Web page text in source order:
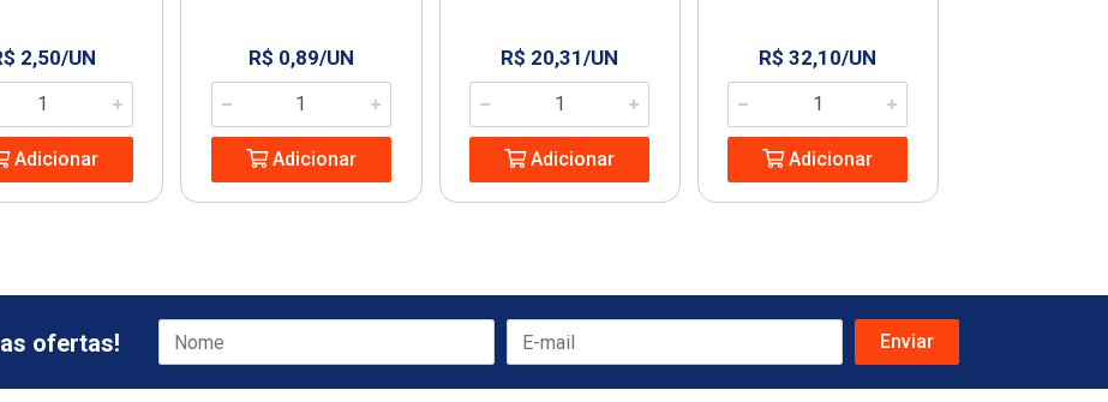
2,50/UN
Adicionar
R$ 0,89/UN
Adicionar
R$ 20,31/UN
Adicionar
R$ 32,10/UN
Adicionar
ofertas!